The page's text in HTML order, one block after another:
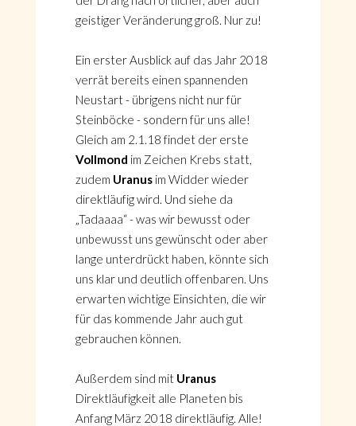
geistiger Veränderung groß. Nur zu!
Ein erster Ausblick auf das Jahr 2018
verrät bereits einen spannenden
Neustart - übrigens nicht nur für
Steinböcke - sondern für uns alle!
Gleich am 2.1.18 findet der erste
Vollmond im Zeichen Krebs statt,
zudem Uranusim Widder wieder
direktläufig wird. Und siehe da
„Tadaaaa“ - was wir bewusst oder
unbewusst uns gewünscht oder aber
lange unterdrückt haben, könnte sich
uns klar und deutlich offenbaren. Uns
erwarten wichtige Einsichten, die wir
für das kommende Jahr auch gut
gebrauchen können.
Außerdem sind mitUranus
Direktläufigkeit alle Planeten bis
Anfang März 2018 direktläufig. Alle!